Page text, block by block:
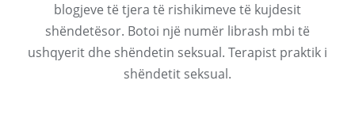
blogjeve të tjera të rishikimeve të kujdesit
shëndetësor. Botoi një numër librash mbi të
ushqyerit dhe shëndetin seksual. Terapist praktik i
shëndetit seksual.